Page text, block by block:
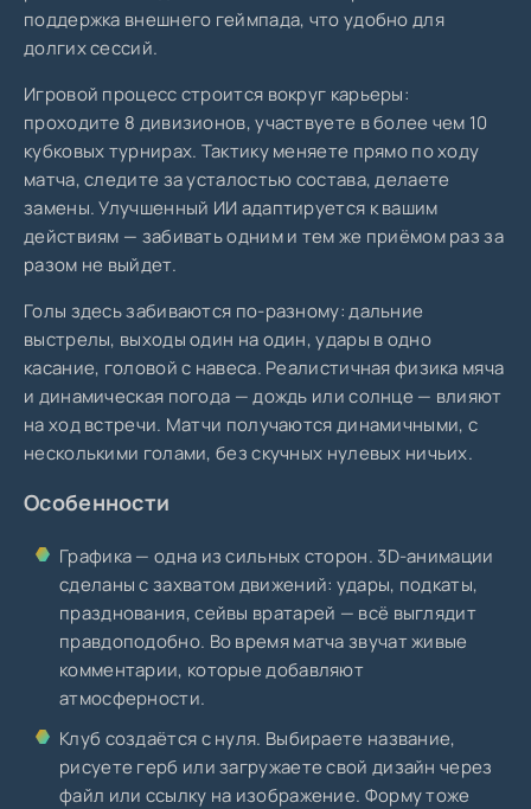
поддержка внешнего геймпада, что удобно для
долгих сессий.
Игровой процесс строится вокруг карьеры:
проходите 8 дивизионов, участвуете в более чем 10
кубковых турнирах. Тактику меняете прямо по ходу
матча, следите за усталостью состава, делаете
замены. Улучшенный ИИ адаптируется к вашим
действиям — забивать одним и тем же приёмом раз за
разом не выйдет.
Голы здесь забиваются по-разному: дальние
выстрелы, выходы один на один, удары в одно
касание, головой с навеса. Реалистичная физика мяча
и динамическая погода — дождь или солнце — влияют
на ход встречи. Матчи получаются динамичными, с
несколькими голами, без скучных нулевых ничьих.
Особенности
Графика — одна из сильных сторон. 3D-анимации
сделаны с захватом движений: удары, подкаты,
празднования, сейвы вратарей — всё выглядит
правдоподобно. Во время матча звучат живые
комментарии, которые добавляют
атмосферности.
Клуб создаётся с нуля. Выбираете название,
рисуете герб или загружаете свой дизайн через
файл или ссылку на изображение. Форму тоже